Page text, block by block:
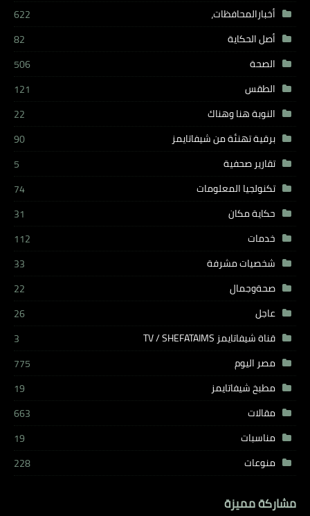
أخبارالمحافظات،
622
أصل الحكاية
82
الصحة
506
الطقس
121
النوبة هنا وهناك
22
برقية تهنئة من شيفاتايمز
90
تقارير صحفية
5
تكنولجيا المعلومات
74
حكاية مكان
31
خدمات
112
شخصيات مشرفة
33
صحةوجمال
22
عاجل
26
قناة شيفاتايمز TV / SHEFATAIMS
3
مصر اليوم
775
مطبخ شيفاتايمز
19
مقالات
663
مناسبات
19
منوعات
228
مشاركة مميزة